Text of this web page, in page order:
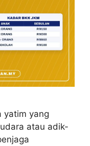
yatim yang
atau adik-